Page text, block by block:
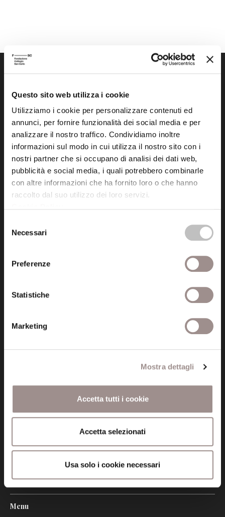
Questo sito web utilizza i cookie
Utilizziamo i cookie per personalizzare contenuti ed
annunci, per fornire funzionalità dei social media e per
analizzare il nostro traffico. Condividiamo inoltre
informazioni sul modo in cui utilizza il nostro sito con i
nostri partner che si occupano di analisi dei dati web,
pubblicità e social media, i quali potrebbero combinarle
con altre informazioni che ha fornito loro o che hanno
raccolto dal suo utilizzo dei loro servizi.
delNecessari
Preferenze
Statistiche
Marketing
Mostra dettagli
Accetta tutti i cookie
Accetta selezionati
Usa solo i cookie necessari
Fondazione Collegio San Carlo
Via San Carlo 5
41121 Modena (MO)
P.I. 00641060363
tel. 059.421211
fondazionecollegiosancarlo@legalmail.it
Informazioni
Cookie policy
Whistleblowing
Menu